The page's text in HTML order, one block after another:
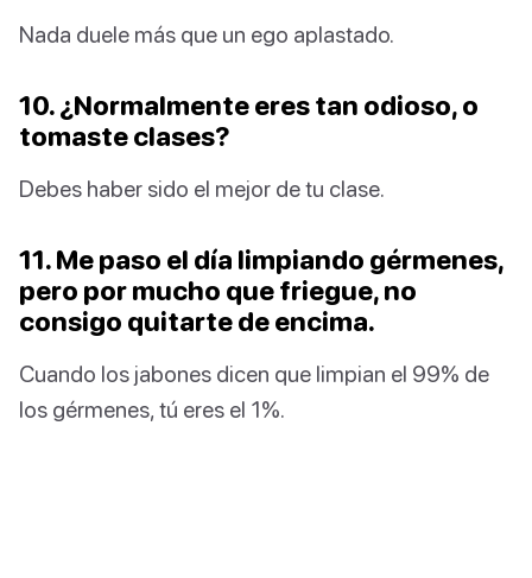
Nada duele más que un ego aplastado.
10. ¿Normalmente eres tan odioso, o
tomaste clases?
Debes haber sido el mejor de tu clase.
11. Me paso el día limpiando gérmenes,
pero por mucho que friegue, no
consigo quitarte de encima.
Cuando los jabones dicen que limpian el 99% de
los gérmenes, tú eres el 1%.